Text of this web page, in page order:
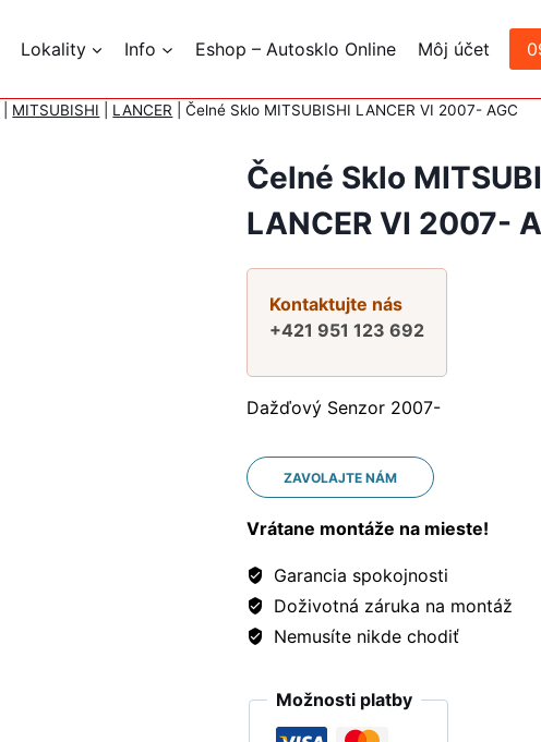
Lokality Info Eshop – Autosklo Online Môj účet
MITSUBISHI LANCER |Čelné Sklo MITSUBISHI LANCER VI 2007- AGC
Čelné Sklo
LANCER VI 2007-
Kontaktujte nás
+421 951 123 692
Dažďový Senzor 2007-
ZAVOLAJTE NÁM
Vrátane montáže na mieste!
Garancia spokojnosti
Doživotná záruka na montáž
Nemusíte nikde chodiť
Možnosti platby